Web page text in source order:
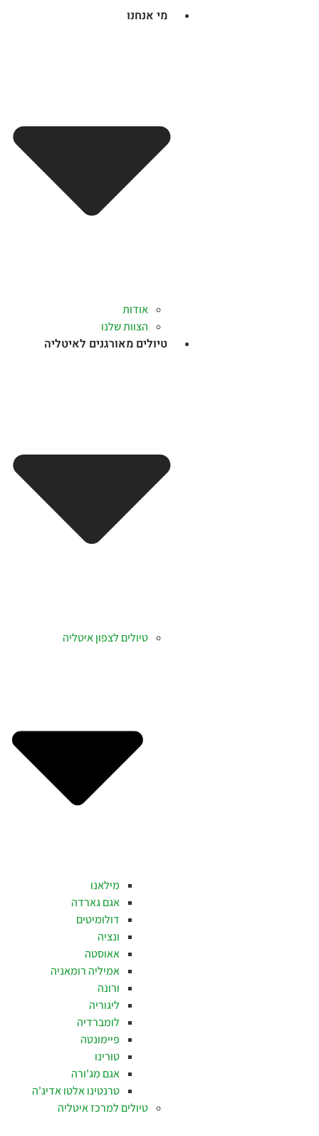
מי אנחנו
אודות
הצוות שלנו
טיולים מאורגנים לאיטליה
טיולים לצפון איטליה
מילאנו
אגם גארדה
דולומיטים
ונציה
אאוסטה
אמיליה רומאניה
ורונה
ליגוריה
לומברדיה
פיימונטה
טורינו
אגם מג'ורה
טרנטינו אלטו אדיג'ה
טיולים למרכז איטליה